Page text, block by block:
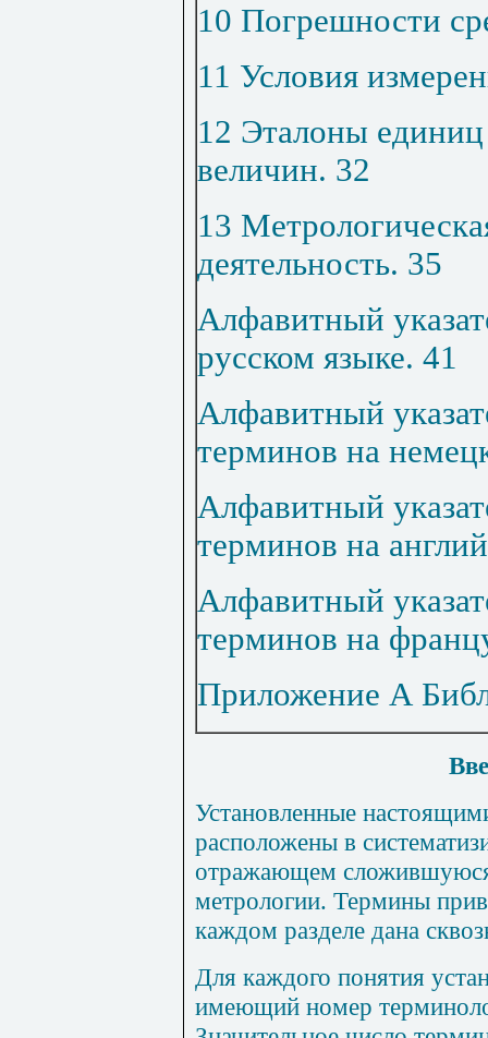
10 Погрешности
11 Условия
12 Эталоны
величин. 32
13
деятельность. 35
Алфавитный
русском языке. 41
Алфавитный
терминов на
Алфавитный
терминов на
Алфавитный
терминов на
Приложение А
Установленные
расположены в
отражающем
метрологии. Термины
каждом разделе дана
Для каждого понятия
имеющий номер